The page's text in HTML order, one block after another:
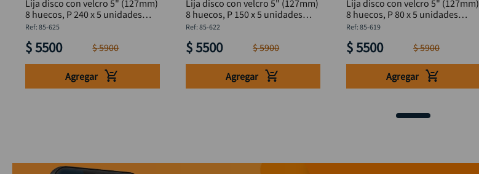
Lija disco con velcro 5" (127mm)
8 huecos, P 240 x 5 unidades
DISCOVER
: 85-625
$5500 $5900
Agregar
Lija disco con velcro 5" (127mm)
8 huecos, P 150 x 5 unidades
DISCOVER
: 85-622
$5500 $5900
Agregar
Lija disco con velcro 5" (127mm)
8 huecos, P 80 x 5 unidades
DISCOVER
: 85-619
$5500 $5900
Agregar